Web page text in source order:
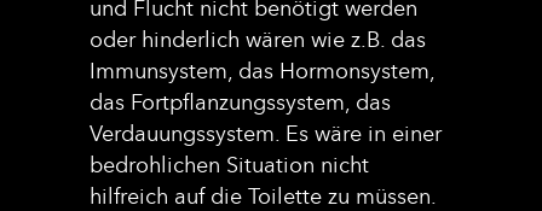
und Flucht nicht benötigt werden
oder hinderlich wären wie z.B. das
Immunsystem, das Hormonsystem,
das Fortpflanzungssystem, das
Verdauungssystem. Es wäre in einer
bedrohlichen Situation nicht
hilfreich auf die Toilette zu müssen.